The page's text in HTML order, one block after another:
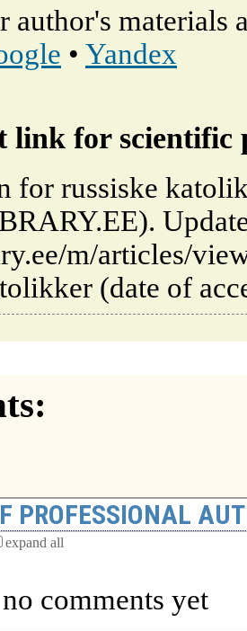
author's materials
• Yandex
link for scientific
for russiske
m/articles/
(date of
PROFESSIONAL
expand all
comments yet